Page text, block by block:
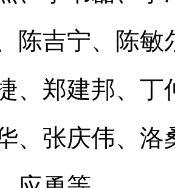
陈吉宁、陈敏
、郑建邦、
、张庆伟、洛